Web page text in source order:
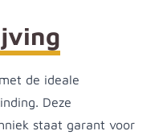
de ideale
Deze
staat garant voor